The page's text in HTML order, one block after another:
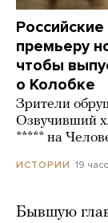
премьеру
чтобы
о Колобке
Зрители
Озвучивший
***** на
ИСТОРИИ 19
Бывшую